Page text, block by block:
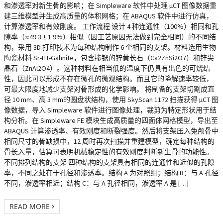
和渗透率对新生骨的影响；在 Simpleware 软件中处理 µCT 图像数据重
建三维模型并生成高质量的体积网格；在 ABAQUS 软件中进行仿真，
计算渗透率和有效刚度。 工作流程 设计 4 种连通性（100%）相同和孔
隙率（≈49.3 ± 1.9%）相似（因工艺原因无法做到完全相同）的不同结
构，采用 3D 打印技术为每种结构制作 6 个相同的支架。材料选用生物
陶瓷材料 Sr-HT-Gahnite，包含掺锶的锌黄长石（Ca2ZnSi2O7）和锌尖
晶石（ZnAl2O4）。这种材料在相当低的温度下仍具有出色的可烧结
性，因此可以形成不存在微孔的微观结构。而且它的降解速率较低，
可最大限度地减少支架对骨形成的化学影响。 将制备的支架切割成直
径 10 mm、高 3 mm的圆盘状结构，使用 SkyScan 1172 扫描获得 µCT 图
像数据，导入 Simpleware 软件进行图像处理，裁剪为特定形状用于结
构分析。在 Simpleware FE 模块生成高质量的四面体网格模型，导出至
ABAQUS 计算渗透率、有效刚度和断裂强度。然后将支架压入兔颅骨中
相同尺寸的骨缺损中，12 周时再次扫描并重建模型，确定每种结构的
骨长入量，估算可表明机械稳定性的有效刚度判断新生骨的功能性。
不同排列结构的支架 四种结构的支架具有相同的连通性和近似的孔隙
率，不同之处在于孔径和渗透率。结构 A 为对照组；结构 B：与 A 孔径
不同，渗透率相近；结构 C：与 A 孔径相同，渗透率 A 是 […]
READ MORE